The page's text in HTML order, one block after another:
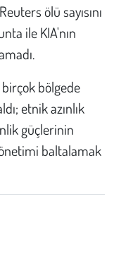
ölü sayısını
ile KIA'nın
bölgede
etnik azınlık
güçlerinin
baltalamak